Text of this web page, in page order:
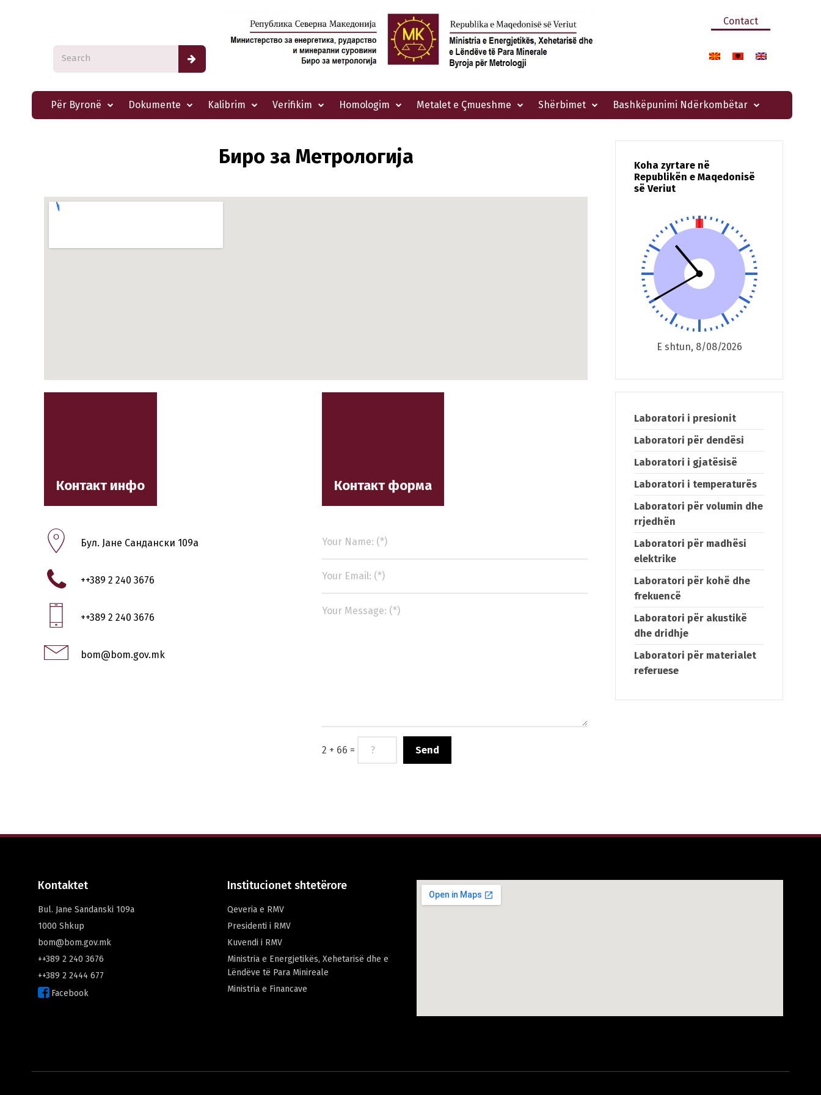
Contact
Për Byronë Dokumente Kalibrim Verifikim Homologim Metalet e Çmueshme Shërbimet Bashkëpunimi Ndërkombëtar
Биро за Метрологија
Контакт инфо
Бул. Јане Сандански 109а
++389 2 240 3676
++389 2 240 3676
bom@bom.gov.mk
Контакт форма
2 + 66 =
Koha zyrtare në
Republikën e Maqedonisë
së Veriut
E shtun, 8/08/2026
Laboratori i presionit
Laboratori për dendësi
Laboratori i gjatësisë
Laboratori i temperaturës
Laboratori për volumin dhe
rrjedhën
Laboratori për madhësi
elektrike
Laboratori për kohë dhe
frekuencë
Laboratori për akustikë
dhe dridhje
Laboratori për materialet
referuese
Кontaktet
Bul. Jane Sandanski 109а
1000 Shkup
bom@bom.gov.mk
++389 2 240 3676
++389 2 2444 677
Facebook
Institucionet shtetërore
Qeveria e RMV
Presidenti i RMV
Kuvendi i RMV
Ministria e Energjetikës, Xehetarisë dhe e
Lëndëve të Para Minireale
Мinistria e Financave
македонски